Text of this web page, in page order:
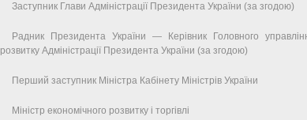
Заступник Глави Адміністрації Президента України (за згодою)
Радник Президента України — Керівник Головного
розвитку Адміністрації Президента України (за згодою)
Перший заступник Міністра Кабінету Міністрів України
Міністр економічного розвитку і торгівлі